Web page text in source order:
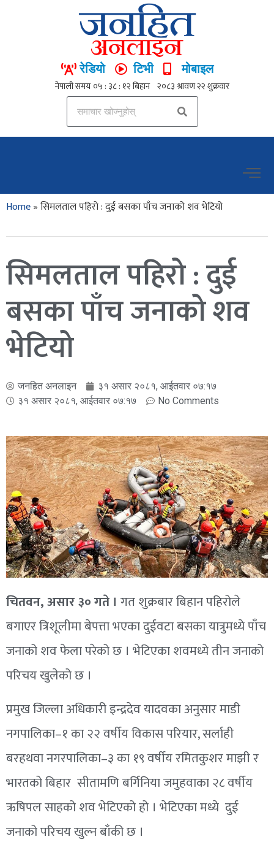
रेडियो टिभी मोबाइल
Home»सिमलताल पहिरो : दुई बसका पाँच जनाको शव भेटियो
सिमलताल पहिरो : दुई
बसका पाँच जनाको शव
भेटियो
जनहित अनलाइन
३१ असार २०८१, आईतवार ०७:१७
३१ असार २०८१, आईतवार ०७:१७
No Comments
चितवन, असार ३० गते । गत शुक्रबार बिहान पहिरोले
बगाएर त्रिशूलीमा बेपत्ता भएका दुईवटा बसका यात्रुमध्ये पाँच
जनाको शव फेला परेको छ । भेटिएका शवमध्ये तीन जनाको
परिचय खुलेको छ ।
प्रमुख जिल्ला अधिकारी इन्द्रदेव यादवका अनुसार माडी
नगपालिका–१ का २२ वर्षीय विकास परियार, सर्लाही
बरहथवा नगरपालिका–३ का १९ वर्षीय रमितकुशर माझी र
भारतको बिहार सीतामणि बर्गिनिया जमुहवाका २८ वर्षीय
ऋषिपल साहको शव भेटिएको हो । भेटिएका मध्ये दुई
जनाको परिचय खुल्न बाँकी छ ।